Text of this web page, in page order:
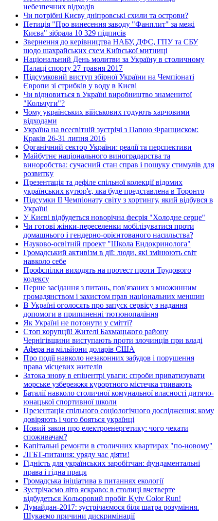
небезпечних відходів
Чи потрібні Києву дніпровські схили та острови?
Петиція "Про винесення заводу "Фанплит" за межі
Києва" зібрала 10 329 підписів
Звернення до керівництва НАБУ, ДФС, ГПУ та СБУ
щодо шахрайських схем Київської митниці
Національний День молитви за Україну в столичному
Палаці спорту 27 травня 2017
Підсумковий виступ збірної України на Чемпіонаті
Європи зі стрибків у воду в Києві
Чи відновиться в Україні виробництво знаменитої
"Кольчуги"?
Чому українських військових годують харчовими
відходами
Україна на всесвітній зустрічі з Папою Франциском:
Краків 26-31 липня 2016
Органічний сектор України: реалії та перспективи
Майбутнє національного виноградарства та
виноробства: сучасний стан справ і пошуку стимулів для
розвитку
Презентація та дефіле спільної колекції відомих
українських кутюр'є, яка буде представлена в Торонто
Підсумки ІІ Чемпіонату світу з хортингу, який відбувся в
Україні
У Києві відбудеться новорічна феєрія "Холодне серце"
Чи готові жінки-переселенки мобілізуватися проти
домашнього і гендерно-орієнтованого насильства?
Науково-освітній проект "Школа Ендокринолога"
Громадський активізм в дії: люди, які змінюють світ
навколо себе
Профспілки виходять на протест проти Трудового
кодексу
Перше засідання з питань, пов'язаних з множинним
громадянством і захистом прав національних меншин
В Україні оголосять про запуск сервісу з надання
допомоги в припиненні тютюнопаління
Як Україні не потонути у смітті?
Стоп корупції! Жителі Бахмацького району
Чернігівщини виступають проти злочинців при владі
Афера на мільйони доларів США
Про події навколо незаконних забудов і порушення
права місцевих жителів
Затока знову в епіцентрі уваги: спроби приватизувати
морське узбережжя курортного містечка тривають
Баталії навколо столичної комунальної власності дитячо-
юнацької спортивної школи
Презентація спільного соціологічного дослідження: кому
довіряють і чого бояться українці
Новий закон про електроенергетику: чого чекати
споживачам?
Капітальні ремонти в столичних квартирах "по-новому"
ЛГБТ-питання: уряду час діяти!
Гідність для українських заробітчан: фундаментальні
права і гідна праця
Громадська ініціатива в питаннях екології
Зустрічаємо літо яскраво: в столиці вчетверте
відбудеться Кольоровий пробіг Kyiv Color Run!
Думайдан-2017: зустрічаємося біля шатра розуміння.
Шукаємо причини дискримінації